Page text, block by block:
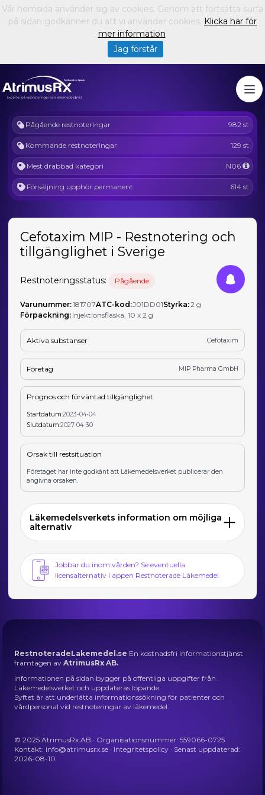
Pågående restnoteringar 982 st
Kommande restnoteringar 129 st
Mest drabbad kategori N06
Försäljning upphör permanent 614 st
Cefotaxim MIP - Restnotering och
tillgänglighet i Sverige
Restnoteringsstatus: Pågående
Varunummer:181707ATC-kod:J01DD01Styrka:2 g
Förpackning: Injektionsflaska, 10 x 2 g
Aktiva substanser Cefotaxim
Företag MIP Pharma GmbH
Prognos och förväntad tillgänglighet
Startdatum:2023-04-04
Slutdatum:2027-04-30
Orsak till restsituation
Företaget har inte godkänt att Läkemedelsverket publicerar den
angivna orsaken.
Läkemedelsverkets information om möjliga
alternativ
Jobbar du inom vården? Se eventuella
licensalternativ i appen Restnoterade Läkemedel
RestnoteradeLakemedel.se En kostnadsfri informationstjänst
framtagen avAtrimusRx AB.
Informationen på sidan bygger på offentliga uppgifter från
Läkemedelsverket och uppdateras löpande.
Syftet är att underlätta informationssökning för patienter och
vårdpersonal vid restnoteringar av läkemedel.
© 2025 AtrimusRx AB · Organisationsnummer: 559066-0725
Kontakt: info@atrimusrx.se · Integritetspolicy · Senast uppdaterad:
2026-08-10
Vår hemsida använder sig av cookies. Genom att fortsätta surfa
på sidan godkänner du att vi använder cookies. Klicka här för
mer information.
Jag förstår